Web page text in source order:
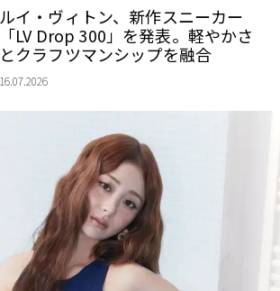
ルイ・ヴィトン、新作スニーカー
「LV Drop 300」を発表。軽やかさ
とクラフツマンシップを融合
16.07.2026